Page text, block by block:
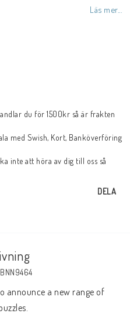
Läs mer...
du för 1500kr så är frakten
med Swish, Kort, Banköverföring
inte att höra av dig till oss så
DELA
announce a new range of